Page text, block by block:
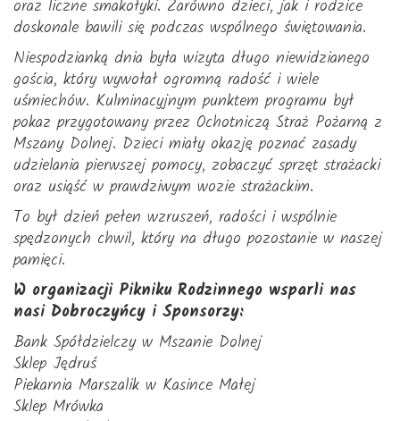
oraz liczne smakołyki. Zarówno dzieci, jak i rodzice
doskonale bawili się podczas wspólnego świętowania.
Niespodzianką dnia była wizyta długo niewidzianego
gościa, który wywołał ogromną radość i wiele
uśmiechów. Kulminacyjnym punktem programu był
pokaz przygotowany przez Ochotniczą Straż Pożarną z
Mszany Dolnej. Dzieci miały okazję poznać zasady
udzielania pierwszej pomocy, zobaczyć sprzęt strażacki
oraz usiąść w prawdziwym wozie strażackim.
To był dzień pełen wzruszeń, radości i wspólnie
spędzonych chwil, który na długo pozostanie w naszej
pamięci.
W organizacji Pikniku Rodzinnego wsparli nas
nasi Dobroczyńcy i Sponsorzy:
Bank Spółdzielczy w Mszanie Dolnej
Sklep Jędruś
Piekarnia Marszalik w Kasince Małej
Sklep Mrówka